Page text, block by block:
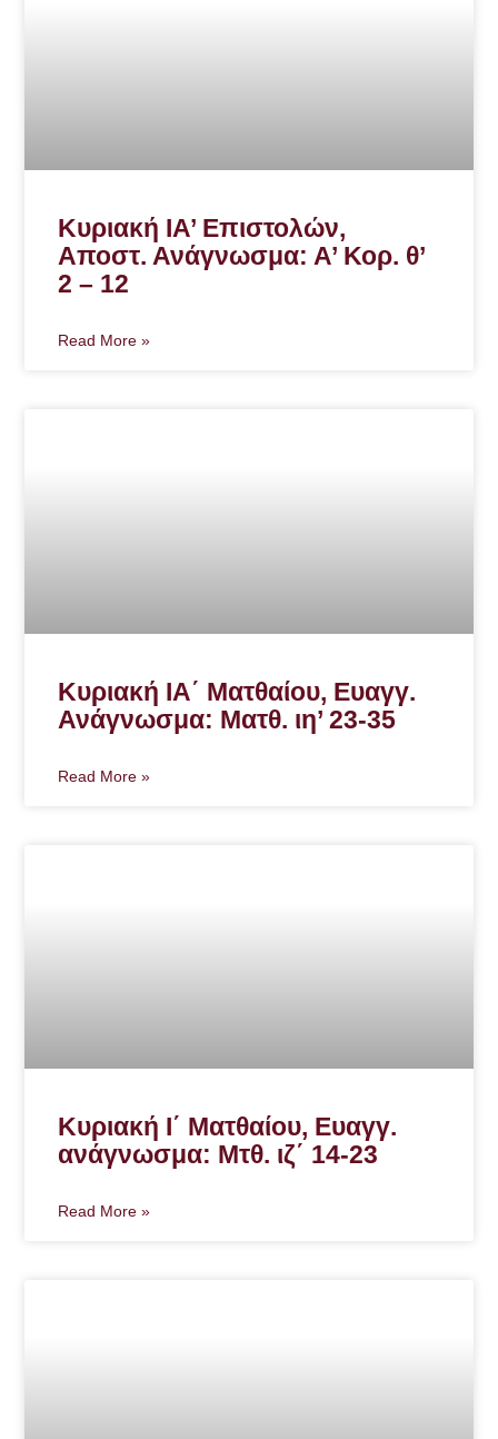
Κυριακή ΙΑ’ Επιστολών,
Αποστ. Ανάγνωσμα: Α’ Κορ. θ’
2 – 12
Read More »
Κυριακή ΙΑ΄ Ματθαίου, Ευαγγ.
Ανάγνωσμα: Ματθ. ιη’ 23-35
Read More »
Κυριακή Ι΄ Ματθαίου, Ευαγγ.
ανάγνωσμα: Μτθ. ιζ΄ 14-23
Read More »